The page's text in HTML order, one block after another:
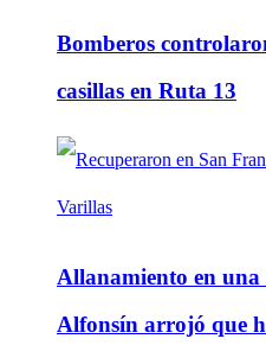
Bomberos
casillas en Ruta 13
Allanamiento en
Alfonsín arrojó que